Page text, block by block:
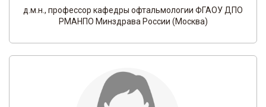
д.м.н., профессор кафедры офтальмологии ФГАОУ ДПО
РМАНПО Минздрава России (Москва)